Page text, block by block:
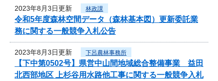
2023年8月3日更新 林政課
令和5年度森林空間データ（森林基本図）更新委託業
務に関する一般競争入札公告
2023年8月3日更新 下呂農林事務所
【下中第0502号】県営中山間地域総合整備事業 益田
北西部地区 上杉谷用水路他工事に関する一般競争入札